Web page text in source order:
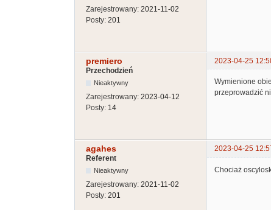
Zarejestrowany: 2021-11-02
Posty: 201
premiero
2023-04-25
Przechodzień
Nieaktywny
Zarejestrowany: 2023-04-12
Posty: 14
Wymienione
przeprowadzić
agahes
2023-04-25
Referent
Nieaktywny
Zarejestrowany: 2021-11-02
Posty: 201
Chociaż